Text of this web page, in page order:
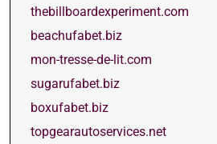
thebillboardexperiment.com
beachufabet.biz
mon-tresse-de-lit.com
sugarufabet.biz
boxufabet.biz
topgearautoservices.net